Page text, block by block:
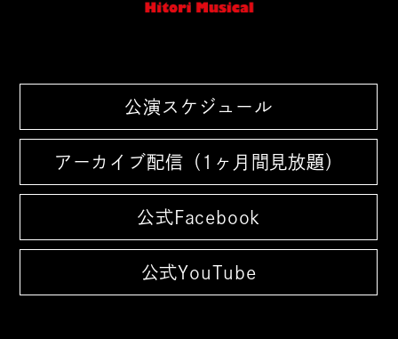
公演スケジュール
アーカイブ配信（1ヶ月間見放題）
公式Facebook
公式YouTube